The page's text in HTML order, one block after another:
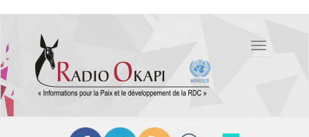
contenu
principal
Toggle